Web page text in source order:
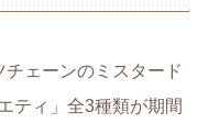
ェーンのミスタード
ティ」全3種類が期間